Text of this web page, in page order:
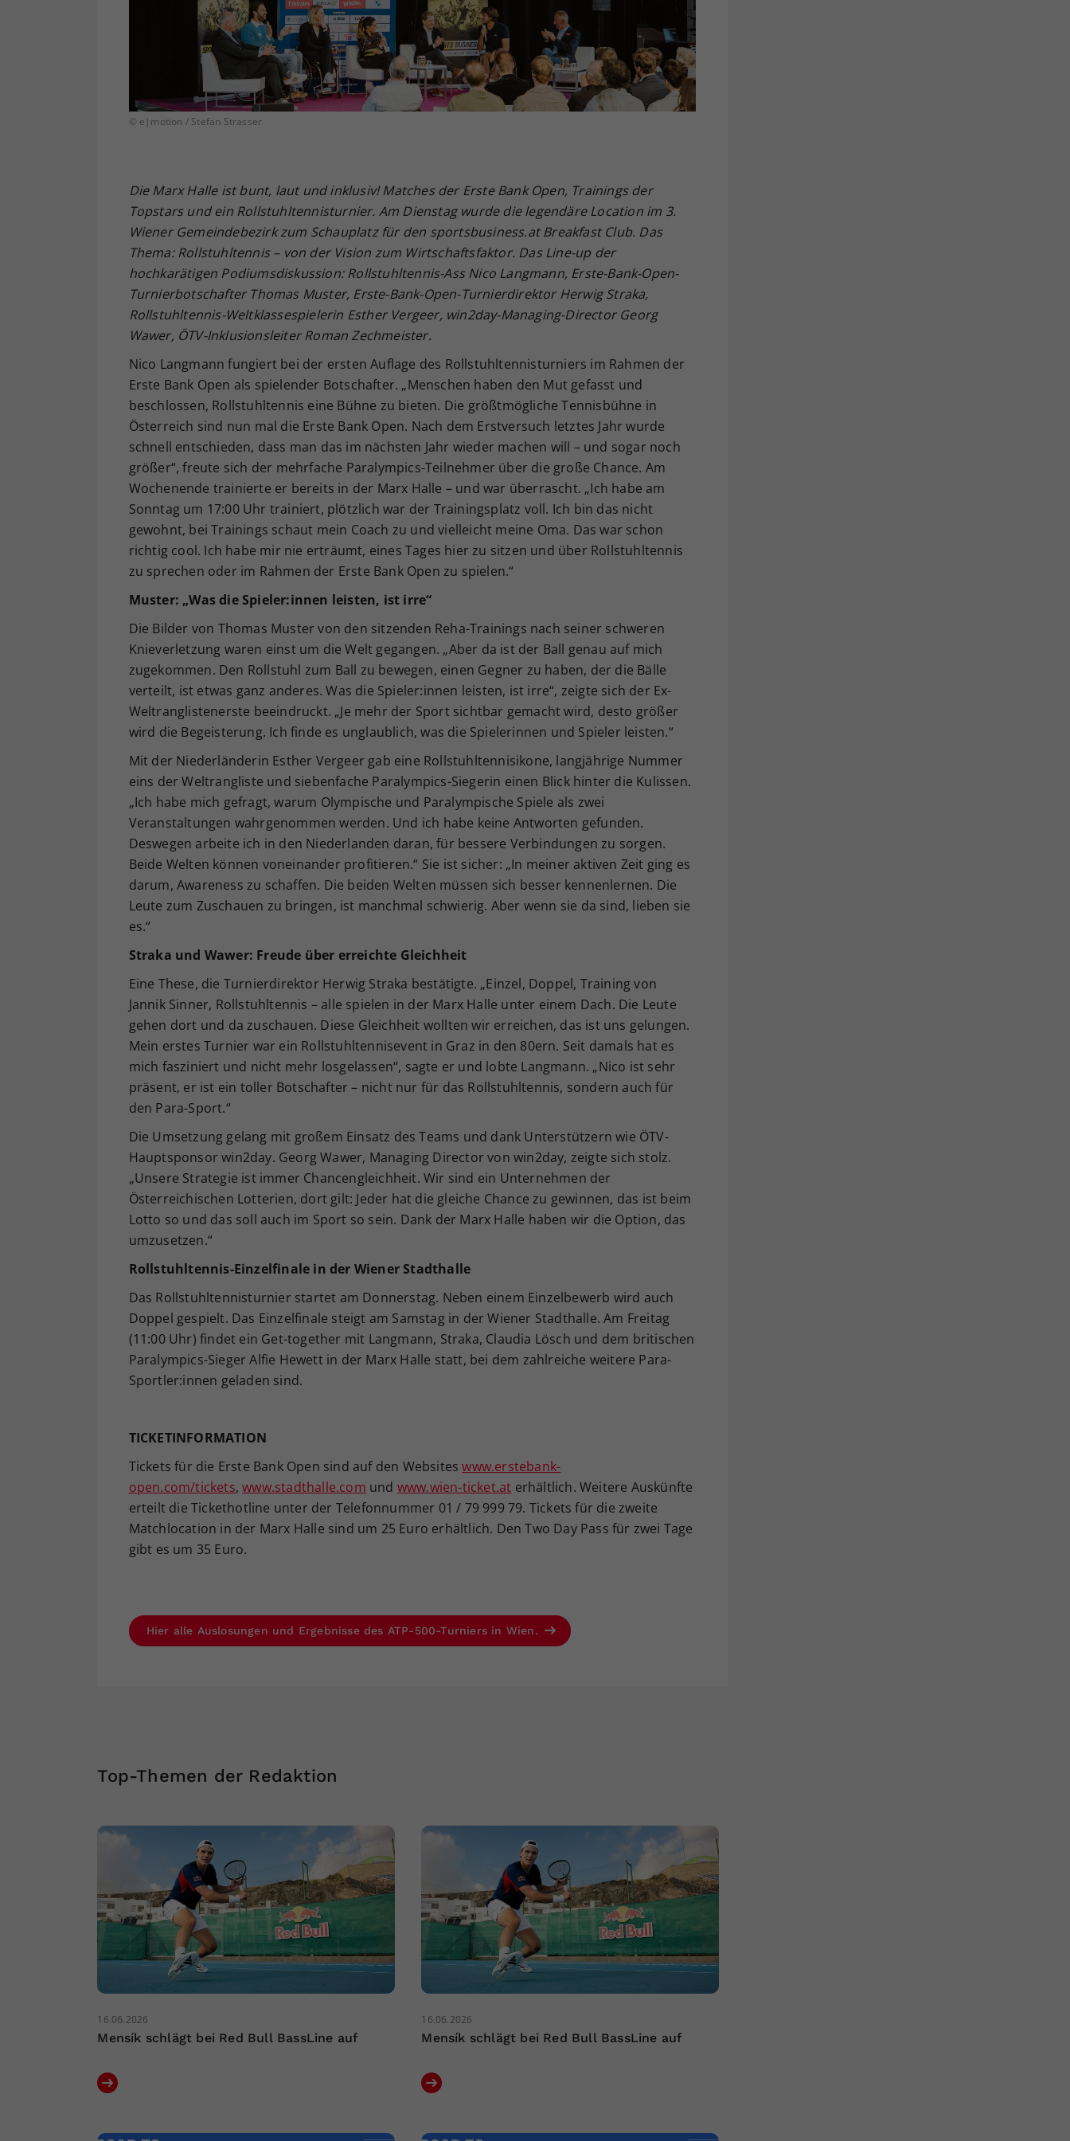
© e|motion / Stefan Strasser
Die Marx Halle ist bunt, laut und inklusiv!Matches der Erste Bank Open, Trainings der
Topstars und ein Rollstuhltennisturnier. Am Dienstag wurde die legendäre Location im 3.
Wiener Gemeindebezirk zum Schauplatz für den sportsbusiness.at Breakfast Club. Das
Thema: Rollstuhltennis – von der Vision zum Wirtschaftsfaktor. Das Line-up der
hochkarätigen Podiumsdiskussion: Rollstuhltennis-Ass Nico Langmann, Erste-Bank-Open-
Turnierbotschafter Thomas Muster, Erste-Bank-Open-Turnierdirektor Herwig Straka,
Rollstuhltennis-Weltklassespielerin Esther Vergeer, win2day-Managing-Director Georg
Wawer, ÖTV-Inklusionsleiter Roman Zechmeister.
Nico Langmann fungiert bei der ersten Auflage des Rollstuhltennisturniers im Rahmen der
Erste Bank Open als spielender Botschafter. „Menschen haben den Mut gefasst und
beschlossen, Rollstuhltennis eine Bühne zu bieten. Die größtmögliche Tennisbühne in
Österreich sind nun mal die Erste Bank Open. Nach dem Erstversuch letztes Jahr wurde
schnell entschieden, dass man das im nächsten Jahr wieder machen will – und sogar noch
größer“, freute sich der mehrfache Paralympics-Teilnehmer über die große Chance. Am
Wochenende trainierte er bereits in der Marx Halle – und war überrascht. „Ich habe am
Sonntag um 17:00 Uhr trainiert, plötzlich war der Trainingsplatz voll. Ich bin das nicht
gewohnt, bei Trainings schaut mein Coach zu und vielleicht meine Oma. Das war schon
richtig cool. Ich habe mir nie erträumt, eines Tages hier zu sitzen und über Rollstuhltennis
zu sprechen oder im Rahmen der Erste Bank Open zu spielen.“
Muster: „Was die Spieler:innen leisten, ist irre“
Die Bilder von Thomas Muster von den sitzenden Reha-Trainings nach seiner schweren
Knieverletzung waren einst um die Welt gegangen. „Aber da ist der Ball genau auf mich
zugekommen. Den Rollstuhl zum Ball zu bewegen, einen Gegner zu haben, der die Bälle
verteilt, ist etwas ganz anderes. Was die Spieler:innen leisten, ist irre“, zeigte sich der Ex-
Weltranglistenerste beeindruckt. „Je mehr der Sport sichtbar gemacht wird, desto größer
wird die Begeisterung. Ich finde es unglaublich, was die Spielerinnen und Spieler leisten.“
Mit der Niederländerin Esther Vergeer gab eine Rollstuhltennisikone, langjährige Nummer
eins der Weltrangliste und siebenfache Paralympics-Siegerin einen Blick hinter die Kulissen.
„Ich habe mich gefragt, warum Olympische und Paralympische Spiele als zwei
Veranstaltungen wahrgenommen werden. Und ich habe keine Antworten gefunden.
Deswegen arbeite ich in den Niederlanden daran, für bessere Verbindungen zu sorgen.
Beide Welten können voneinander profitieren.“ Sie ist sicher: „In meiner aktiven Zeit ging es
darum, Awareness zu schaffen. Die beiden Welten müssen sich besser kennenlernen. Die
Leute zum Zuschauen zu bringen, ist manchmal schwierig. Aber wenn sie da sind, lieben sie
es.“
Straka und Wawer: Freude über erreichte Gleichheit
Eine These, die Turnierdirektor Herwig Straka bestätigte. „Einzel, Doppel, Training von
Jannik Sinner, Rollstuhltennis – alle spielen in der Marx Halle unter einem Dach. Die Leute
gehen dort und da zuschauen. Diese Gleichheit wollten wir erreichen, das ist uns gelungen.
Mein erstes Turnier war ein Rollstuhltennisevent in Graz in den 80ern. Seit damals hat es
mich fasziniert und nicht mehr losgelassen“, sagte er und lobte Langmann. „Nico ist sehr
präsent, er ist ein toller Botschafter – nicht nur für das Rollstuhltennis, sondern auch für
den Para-Sport.“
Die Umsetzung gelang mit großem Einsatz des Teams und dank Unterstützern wie ÖTV-
Hauptsponsor win2day. Georg Wawer, Managing Director von win2day, zeigte sich stolz.
„Unsere Strategie ist immer Chancengleichheit. Wir sind ein Unternehmen der
Österreichischen Lotterien, dort gilt: Jeder hat die gleiche Chance zu gewinnen, das ist beim
Lotto so und das soll auch im Sport so sein. Dank der Marx Halle haben wir die Option, das
umzusetzen.“
Rollstuhltennis-Einzelfinale in der Wiener Stadthalle
Das Rollstuhltennisturnier startet am Donnerstag. Neben einem Einzelbewerb wird auch
Doppel gespielt. Das Einzelfinale steigt am Samstag in der Wiener Stadthalle. Am Freitag
(11:00 Uhr) findet ein Get-together mit Langmann, Straka, Claudia Lösch und dem britischen
Paralympics-Sieger Alfie Hewett in der Marx Halle statt, bei dem zahlreiche weitere Para-
Sportler:innen geladen sind.
TICKETINFORMATION
Tickets für die Erste Bank Open sind auf den Websiteswww.erstebank-
open.com/tickets,www.stadthalle.com und www.wien-ticket.at erhältlich. Weitere Auskünfte
erteilt die Tickethotline unter der Telefonnummer 01 / 79 999 79. Tickets für die zweite
Matchlocation in der Marx Halle sind um 25 Euro erhältlich. Den Two Day Pass für zwei Tage
gibt es um 35 Euro.
Hier alle Auslosungen und Ergebnisse des ATP-500-Turniers in Wien.
Top-Themen der Redaktion
16.06.2026
Mensík schlägt bei Red Bull BassLine auf
16.06.2026
Mensík schlägt bei Red Bull BassLine auf
Ihrer vorgenommen Einstellungen, falls der
Webseiten-Betreiber dies eingestellt hat.